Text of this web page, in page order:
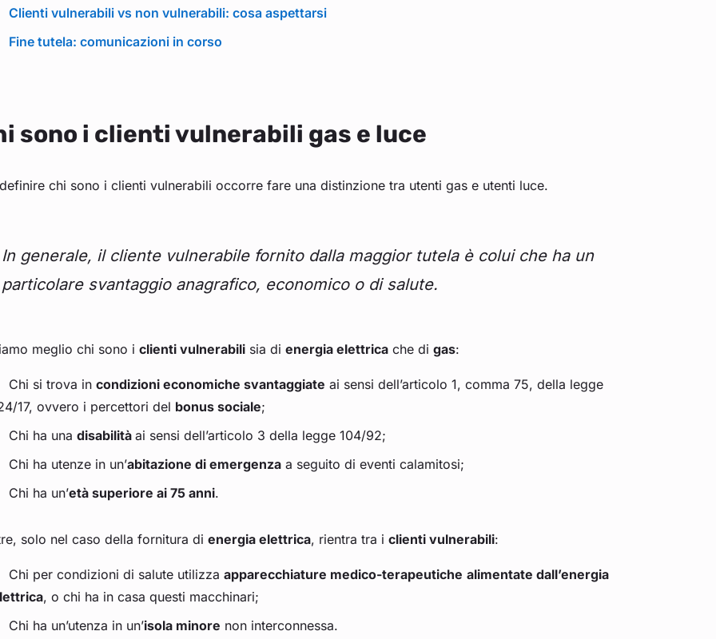
Clienti vulnerabili vs non vulnerabili: cosa aspettarsi
Fine tutela: comunicazioni in corso
sono i clienti vulnerabili gas e luce
chi sono i clienti vulnerabili occorre fare una distinzione tra utenti gas e utenti luce.
In generale, il cliente vulnerabile fornito dalla maggior tutela è colui che ha un
particolare svantaggio anagrafico, economico o di salute.
meglio chi sono i clienti vulnerabilisia di energia elettricache di gas:
Chi si trova in condizioni economiche svantaggiate ai sensi dell’articolo 1, comma 75, della legge
17, ovvero i percettori del bonus sociale;
Chi ha una disabilità ai sensi dell’articolo 3 della legge 104/92;
Chi ha utenze in un’abitazione di emergenzaa seguito di eventi calamitosi;
Chi ha un’età superiore ai 75 anni.
solo nel caso della fornitura di energia elettrica, rientra tra i clienti vulnerabili:
Chi per condizioni di salute utilizza apparecchiature medico-terapeutiche alimentate dall’energia
, o chi ha in casa questi macchinari;
Chi ha un’utenza in un’isola minore non interconnessa.